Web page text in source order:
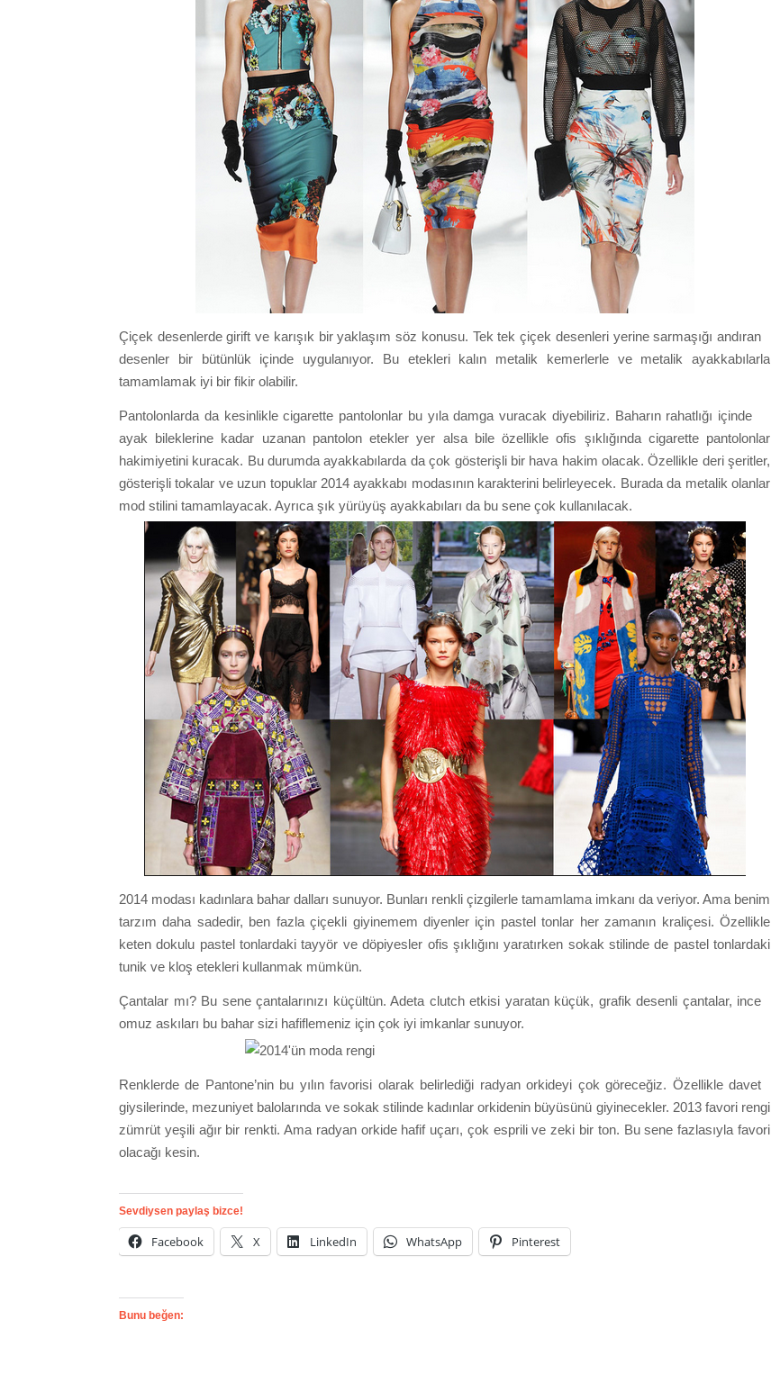
Çiçek desenlerde girift ve karışık bir yaklaşım söz konusu. Tek tek çiçek desenleri yerine sarmaşığı andıran
desenler bir bütünlük içinde uygulanıyor. Bu etekleri kalın metalik kemerlerle ve metalik ayakkabılarla
tamamlamak iyi bir fikir olabilir.
Pantolonlarda da kesinlikle cigarette pantolonlar bu yıla damga vuracak diyebiliriz. Baharın rahatlığı içinde
ayak bileklerine kadar uzanan pantolon etekler yer alsa bile özellikle ofis şıklığında cigarette pantolonlar
hakimiyetini kuracak. Bu durumda ayakkabılarda da çok gösterişli bir hava hakim olacak. Özellikle deri şeritler,
gösterişli tokalar ve uzun topuklar 2014 ayakkabı modasının karakterini belirleyecek. Burada da metalik olanlar
mod stilini tamamlayacak. Ayrıca şık yürüyüş ayakkabıları da bu sene çok kullanılacak.
2014 modası kadınlara bahar dalları sunuyor. Bunları renkli çizgilerle tamamlama imkanı da veriyor. Ama benim
tarzım daha sadedir, ben fazla çiçekli giyinemem diyenler için pastel tonlar her zamanın kraliçesi. Özellikle
keten dokulu pastel tonlardaki tayyör ve döpiyesler ofis şıklığını yaratırken sokak stilinde de pastel tonlardaki
tunik ve kloş etekleri kullanmak mümkün.
Çantalar mı? Bu sene çantalarınızı küçültün. Adeta clutch etkisi yaratan küçük, grafik desenli çantalar, ince
omuz askıları bu bahar sizi hafiflemeniz için çok iyi imkanlar sunuyor.
Renklerde de Pantone’nin bu yılın favorisi olarak belirlediği radyan orkideyi çok göreceğiz. Özellikle davet
giysilerinde, mezuniyet balolarında ve sokak stilinde kadınlar orkidenin büyüsünü giyinecekler. 2013 favori rengi
zümrüt yeşili ağır bir renkti. Ama radyan orkide hafif uçarı, çok esprili ve zeki bir ton. Bu sene fazlasıyla favori
olacağı kesin.
Sevdiysen paylaş bizce!
Facebook X LinkedIn WhatsApp Pinterest
Bunu beğen: